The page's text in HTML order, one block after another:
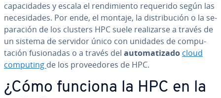
ca­pa­ci­da­des y escala el re­n­di­mie­n­to requerido según las
ne­ce­si­da­des. Por ende, el montaje, la di­s­tri­bu­ción o la se­
pa­ra­ción de los clusters HPC suele rea­li­zar­se a través de
un sistema de servidor único con unidades de co­mpu­
tación fu­sio­na­das o a través del au­to­ma­ti­za­do cloud
computing de los pro­vee­do­res de HPC.
¿Cómo funciona la HPC en la